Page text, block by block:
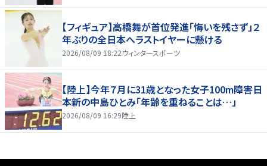
【フィギュア】高橋舞が首位発進「悔いを残さず」２
年ぶりの全日本へラストイヤーに懸ける
2026/08/09 18:22ウィンタースポーツ
【陸上】今年７月に31歳となった女子100m障害日
本新の中島ひとみ「年齢を重ねることは…」
2026/08/09 16:29陸上